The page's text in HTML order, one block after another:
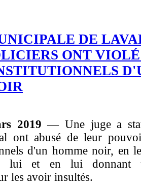
DE
ONT
2019— Une juge a
ont abusé de leur
d'un homme noir, en
lui et en lui donnant
les avoir insultés.